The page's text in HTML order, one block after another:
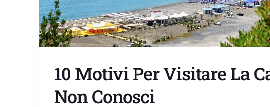
10 Motivi Per Visitare La
Non Conosci